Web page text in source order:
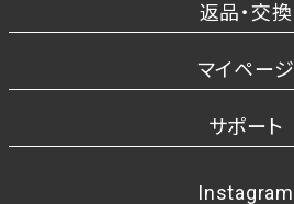
返品・交換
マイページ
サポート
Instagram